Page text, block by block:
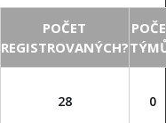
POČET
REGISTROVANÝCH?
28 0